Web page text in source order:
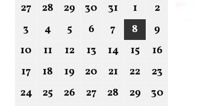
27 28 29 30 31 1
2
3
4 5 6 7 8
9
10
11 12 13 14 15
16
17
18 19 20 21 22
23
24
25 26 27 28 29
30